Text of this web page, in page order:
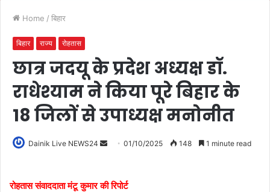
Home / बिहार
बिहार राज्य रोहतास
छात्र जदयू के प्रदेश अध्यक्ष डॉ.
राधेश्याम ने किया पूरे बिहार के
18 जिलों से उपाध्यक्ष मनोनीत
Dainik Live NEWS24 01/10/2025 148 1 minute read
रोहतास संवाददाता मंटू कुमार की रिपोर्ट